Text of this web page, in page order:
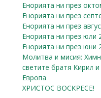
Енорията ни през
Енорията ни през
Енорията ни през
Енорията ни през юли
Енорията ни през юни
Молитва и мисия:
светите братя Кирил
Европа
ХРИСТОС ВОСКРЕСЕ!